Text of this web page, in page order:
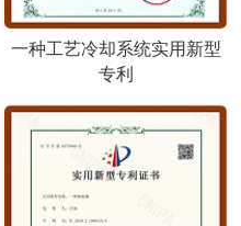
一种工艺冷却系统实用新型
专利